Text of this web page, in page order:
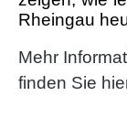
Rheingau
Mehr
finden Sie